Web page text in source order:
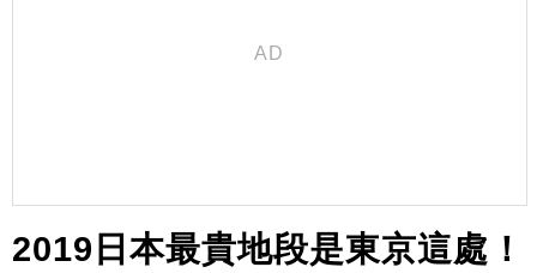
2019日本最貴地段是東京這處！